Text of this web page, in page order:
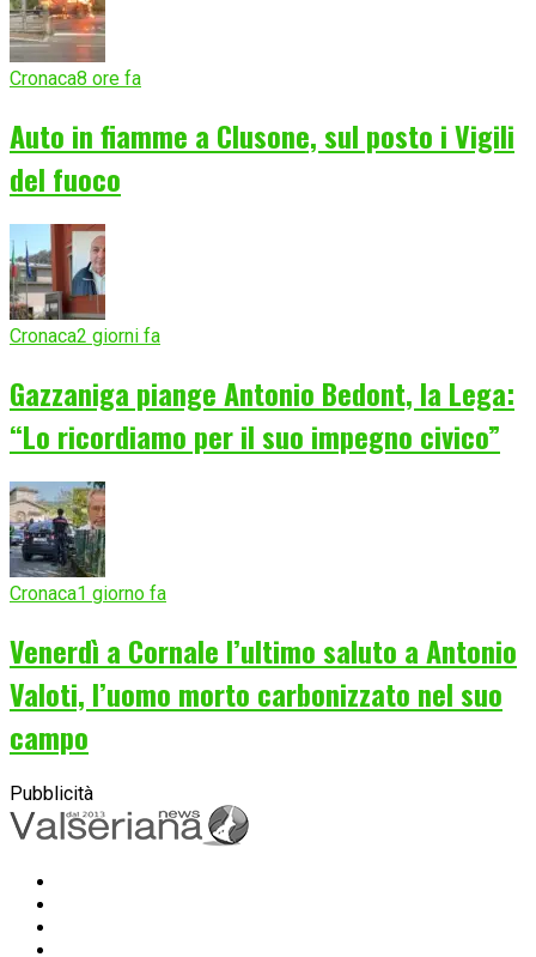
Cronaca8 ore fa
Auto in fiamme a Clusone, sul posto i Vigili
del fuoco
Cronaca2 giorni fa
Gazzaniga piange Antonio Bedont, la Lega:
“Lo ricordiamo per il suo impegno civico”
Cronaca1 giorno fa
Venerdì a Cornale l’ultimo saluto a Antonio
Valoti, l’uomo morto carbonizzato nel suo
campo
Pubblicità